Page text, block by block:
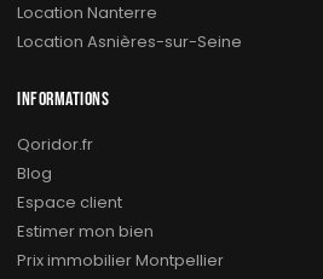
Location Nanterre
Location Asnières-sur-Seine
INFORMATIONS
Qoridor.fr
Blog
Espace client
Estimer mon bien
Prix immobilier Montpellier